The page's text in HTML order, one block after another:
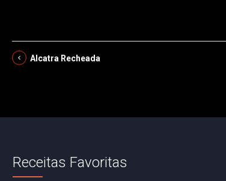
Alcatra Recheada
Receitas Favoritas